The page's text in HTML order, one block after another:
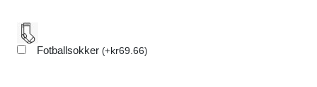
Fotballsokker (+kr69.66)